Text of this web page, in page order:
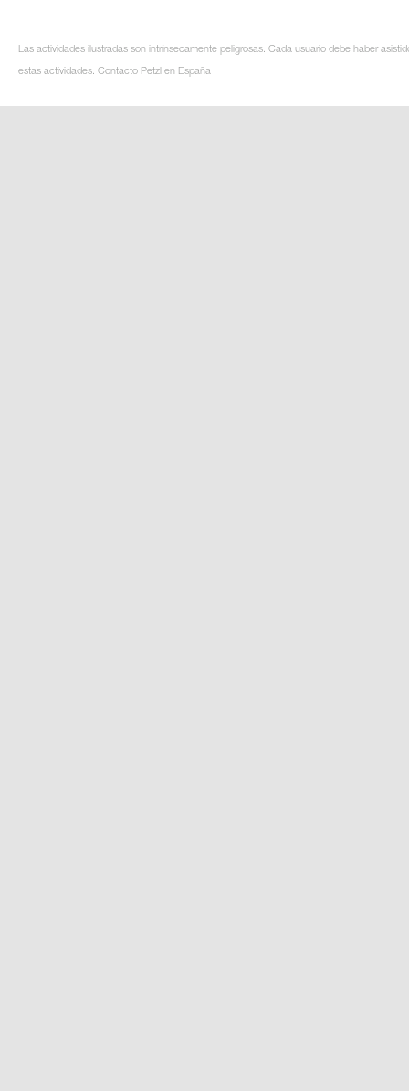
Las actividades ilustradas son intrínsecamente peligrosas. Cada usuario debe haber
estas actividades. Contacto Petzl en España